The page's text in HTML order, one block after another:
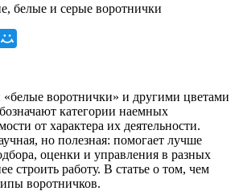
белые и серые воротнички
воротнички» и другими цветами
категории наемных
от характера их деятельности.
но полезная: помогает лучше
оценки и управления в разных
строить работу. В статье о том, чем
воротничков.